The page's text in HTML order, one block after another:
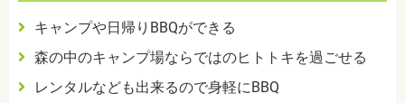
キャンプや日帰りBBQができる
森の中のキャンプ場ならではのヒトトキを過ごせる
レンタルなども出来るので身軽にBBQ